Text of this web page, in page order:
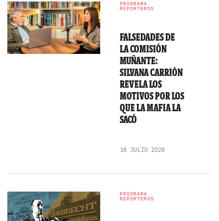
PROGRAMA
REPORTEROS
FALSEDADES DE
LA COMISIÓN
MUÑANTE:
SILVANA CARRIÓN
REVELA LOS
MOTIVOS POR LOS
QUE LA MAFIA LA
SACÓ
16 JULIO 2026
PROGRAMA
REPORTEROS